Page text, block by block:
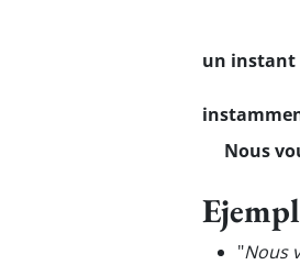
un instant
Nous
"Nous